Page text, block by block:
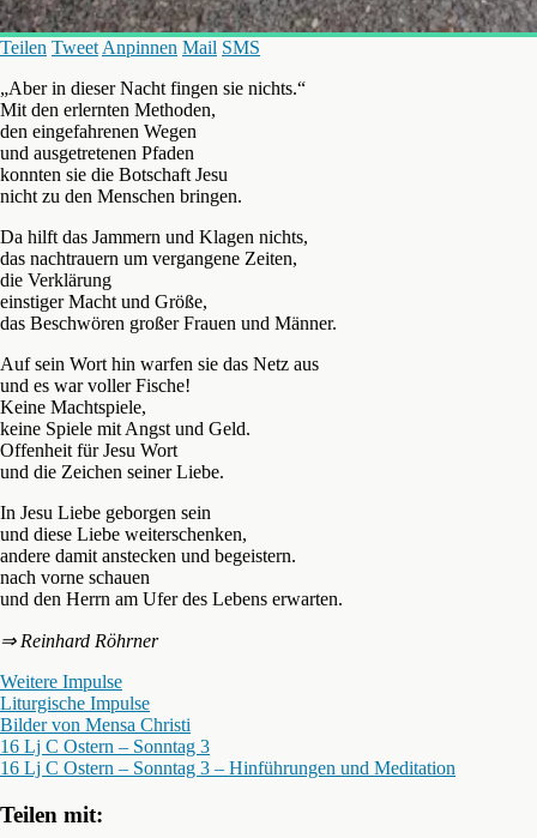
Teilen Tweet Anpinnen Mail SMS
„Aber in dieser Nacht fingen sie nichts.“
Mit den erlernten Methoden,
den eingefahrenen Wegen
und ausgetretenen Pfaden
konnten sie die Botschaft Jesu
nicht zu den Menschen bringen.
Da hilft das Jammern und Klagen nichts,
das nachtrauern um vergangene Zeiten,
die Verklärung
einstiger Macht und Größe,
das Beschwören großer Frauen und Männer.
Auf sein Wort hin warfen sie das Netz aus
und es war voller Fische!
Keine Machtspiele,
keine Spiele mit Angst und Geld.
Offenheit für Jesu Wort
und die Zeichen seiner Liebe.
In Jesu Liebe geborgen sein
und diese Liebe weiterschenken,
andere damit anstecken und begeistern.
nach vorne schauen
und den Herrn am Ufer des Lebens erwarten.
⇒ Reinhard Röhrner
Weitere Impulse
Liturgische Impulse
Bilder von Mensa Christi
16 Lj C Ostern – Sonntag 3
16 Lj C Ostern – Sonntag 3 – Hinführungen und Meditation
Teilen mit: